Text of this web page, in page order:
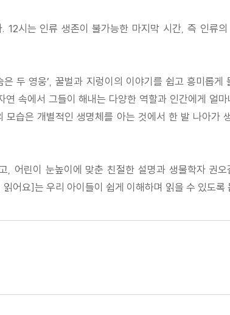
12시는 인류 생존이 불가능한 마지막 시간, 즉 인류
두 영웅’, 꿀벌과 지렁이의 이야기를 쉽고 흥미롭
속에서 그들이 해내는 다양한 역할과 인간에게 얼
습은 개별적인 생명체를 아는 것에서 한 발 나아가
어린이 눈높이에 맞춘 친절한 설명과 생물학자 권
어요]는 우리 아이들이 쉽게 이해하며 읽을 수 있도록